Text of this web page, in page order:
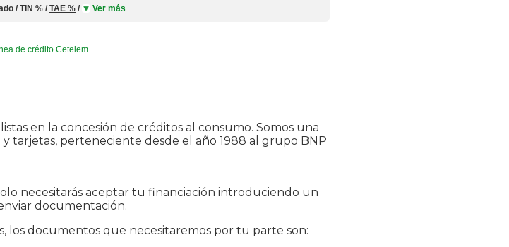
/TIN % /TAE % / Ver más
de crédito Cetelem
en la concesión de créditos al consumo. Somos una
tarjetas, perteneciente desde el año 1988 al grupo BNP
necesitarás aceptar tu financiación introduciendo un
documentación.
los documentos que necesitaremos por tu parte son: